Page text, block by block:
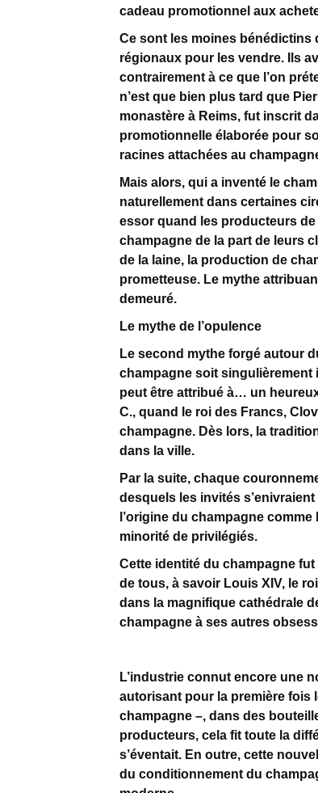
cadeau promotionnel aux
Ce sont les moines bénédictins
régionaux pour les vendre. Ils
contrairement à ce que l’on
n’est que bien plus tard que
monastère à Reims, fut inscrit
promotionnelle élaborée pour
racines attachées au
Mais alors, qui a inventé le
naturellement dans certaines
essor quand les producteurs
champagne de la part de leurs
de la laine, la production de
prometteuse. Le mythe
demeuré.
Le mythe de l’opulence
Le second mythe forgé autour
champagne soit singulièrement
peut être attribué à… un
C., quand le roi des Francs,
champagne. Dès lors, la
dans la ville.
Par la suite, chaque
desquels les invités
l’origine du champagne
minorité de privilégiés.
Cette identité du champagne
de tous, à savoir Louis XIV, le
dans la magnifique cathédrale
champagne à ses autres
L’industrie connut encore une
autorisant pour la première fois
champagne –, dans des
producteurs, cela fit toute la
s’éventait. En outre, cette
du conditionnement du